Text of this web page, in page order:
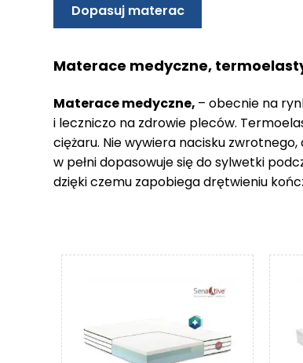
Dopasuj materac
Materace medyczne,
Materace medyczne, – obecnie na
i leczniczo na zdrowie pleców.
ciężaru. Nie wywiera nacisku
w pełni dopasowuje się do sylwetki
dzięki czemu zapobiega drętwieniu